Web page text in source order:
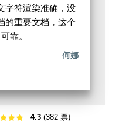
字符渲染准确，没
的重要文档，这个
靠。
何娜
4.3 (382 票)